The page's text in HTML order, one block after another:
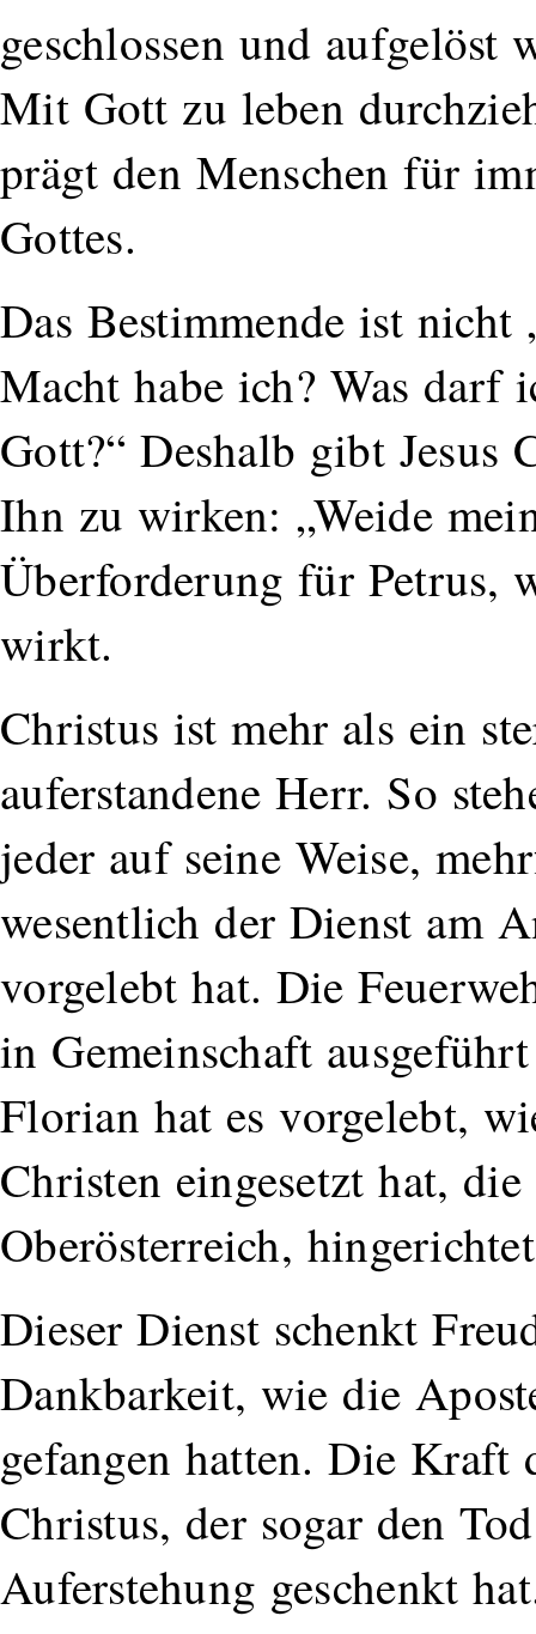
geschlossen und
Mit Gott zu leben
prägt den Menschen für
Gottes.
Das Bestimmende ist nicht
Macht habe ich? Was darf
Gott?“ Deshalb gibt Jesus
Ihn zu wirken: „Weide
Überforderung für Petrus,
wirkt.
Christus ist mehr als ein
auferstandene Herr. So
jeder auf seine Weise,
wesentlich der Dienst am
vorgelebt hat. Die
in Gemeinschaft
Florian hat es vorgelebt,
Christen eingesetzt hat,
Oberösterreich,
Dieser Dienst schenkt
Dankbarkeit, wie die
gefangen hatten. Die Kraft
Christus, der sogar den
Auferstehung geschenkt